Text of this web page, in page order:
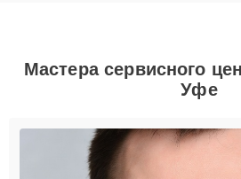
Мастера сервисного
Уфе